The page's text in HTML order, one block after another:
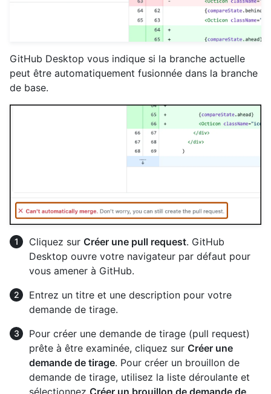
GitHub Desktop vous indique si la branche actuelle
peut être automatiquement fusionnée dans la branche
de base.
Cliquez sur Créer une pull request. GitHub
Desktop ouvre votre navigateur par défaut pour
vous amener à GitHub.
Entrez un titre et une description pour votre
demande de tirage.
Pour créer une demande de tirage (pull request)
prête à être examinée, cliquez sur Créer une
demande de tirage. Pour créer un brouillon de
demande de tirage, utilisez la liste déroulante et